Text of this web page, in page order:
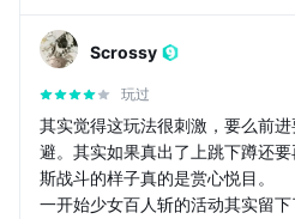
Scrossy
玩过
其实觉得这玩法很刺激，要么前
避。其实如果真出了上跳下蹲还
斯战斗的样子真的是赏心悦目。
一开始少女百人斩的活动其实留